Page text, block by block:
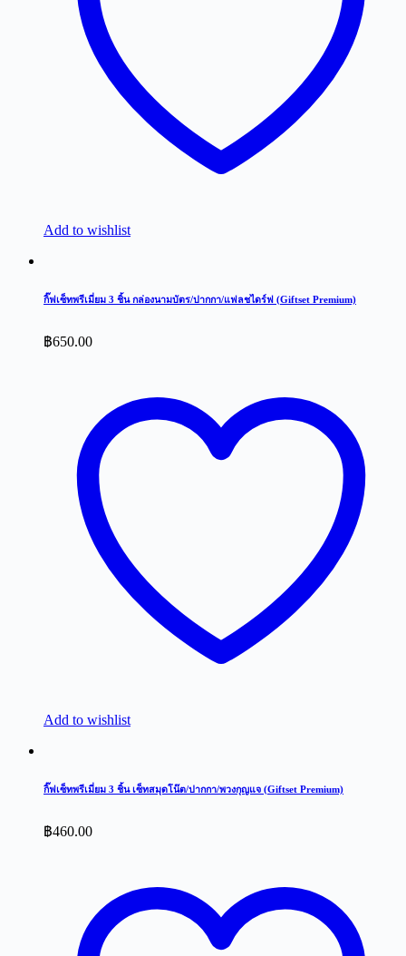
Add to wishlist
กิ๊ฟเซ็ทพรีเมี่ยม 3 ชิ้น กล่องนามบัตร/ปากกา/แฟลชไดร์ฟ (Giftset Premium)
฿650.00
Add to wishlist
กิ๊ฟเซ็ทพรีเมี่ยม 3 ชิ้น เซ็ทสมุดโน๊ต/ปากกา/พวงกุญแจ (Giftset Premium)
฿460.00